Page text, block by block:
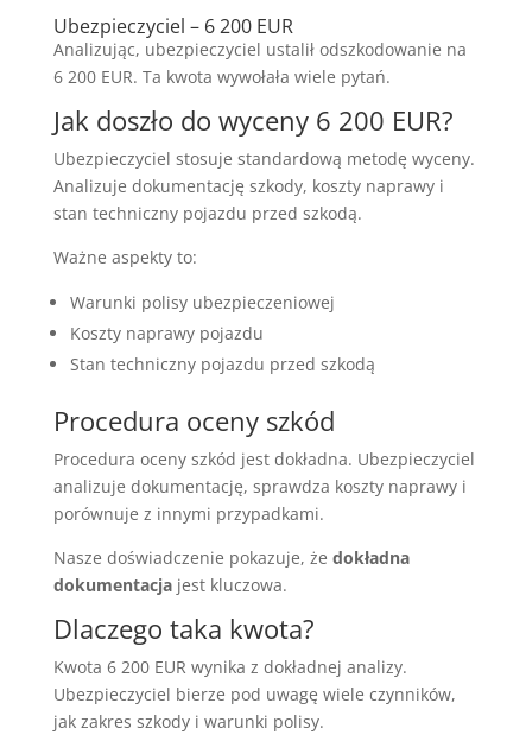
Ubezpieczyciel – 6 200 EUR
Analizując, ubezpieczyciel ustalił odszkodowanie na
6 200 EUR. Ta kwota wywołała wiele pytań.
Jak doszło do wyceny 6 200 EUR?
Ubezpieczyciel stosuje standardową metodę wyceny.
Analizuje dokumentację szkody, koszty naprawy i
stan techniczny pojazdu przed szkodą.
Ważne aspekty to:
Warunki polisy ubezpieczeniowej
Koszty naprawy pojazdu
Stan techniczny pojazdu przed szkodą
Procedura oceny szkód
Procedura oceny szkód jest dokładna. Ubezpieczyciel
analizuje dokumentację, sprawdza koszty naprawy i
porównuje z innymi przypadkami.
Nasze doświadczenie pokazuje, że dokładna
dokumentacjajest kluczowa.
Dlaczego taka kwota?
Kwota 6 200 EUR wynika z dokładnej analizy.
Ubezpieczyciel bierze pod uwagę wiele czynników,
jak zakres szkody i warunki polisy.